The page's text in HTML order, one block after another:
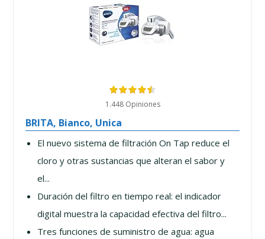
1.448 Opiniones
BRITA, Bianco, Unica
El nuevo sistema de filtración On Tap reduce el
cloro y otras sustancias que alteran el sabor y
el...
Duración del filtro en tiempo real: el indicador
digital muestra la capacidad efectiva del filtro...
Tres funciones de suministro de agua: agua